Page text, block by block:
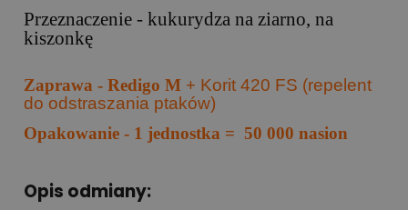
Przeznaczenie - kukurydza na ziarno, na
kiszonkę
Zaprawa - Redigo M + Korit 420 FS (repelent
do odstraszania ptaków)
Opakowanie - 1 jednostka = 50 000 nasion
Opis odmiany: